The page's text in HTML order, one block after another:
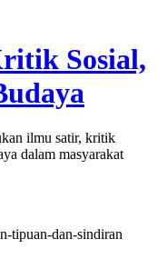
Sosial,
ilmu satir, kritik
dalam masyarakat